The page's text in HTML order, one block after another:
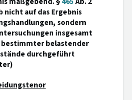
nicht auf das Ergebnis
sondern
insgesamt
belastender
durchgeführt